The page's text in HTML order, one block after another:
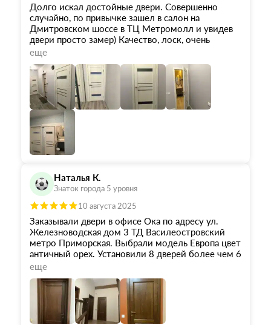
Долго искал достойные двери. Совершенно
случайно, по привычке зашел в салон на
Дмитровском шоссе в ТЦ Метромолл и увидев
двери просто замер) Качество, лоск, очень
богатый и достойный вид... Консультант Сергей
подробно рассказал о производителе, показал
каталог.
В салоне немного дверей представлено, но
достаточно, чтобы судить о качестве. Вечером с
женой выбрали с сайта понравившиеся. Обещали
доставить в течение 60 дней, но привезли
гораздо раньше.
Одним словом очень доволен. Совершенно
другой вид в квартире.
еще
Наталья К.
Знаток города 5 уровня
10 августа 2025
Заказывали двери в офисе Ока по адресу ул.
Железноводская дом 3 ТД Василеостровский
метро Приморская. Выбрали модель Европа цвет
античный орех. Установили 8 дверей более чем 6
месяцев назад. Качество супер!!! Проверены в
использовании. Огромное спасибо всей
команде!!!Хотелось бы сказать про каждого с
кем общались. Договор заключали с Ольгой.
Грамотный консультант!!! Помогла подобрать
двери, плинтуса и фурнитуру учитывая наши
еще